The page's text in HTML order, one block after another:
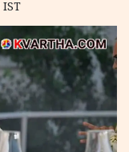
IST